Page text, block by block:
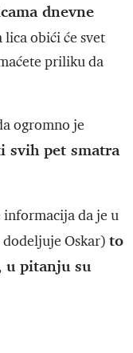
dnevne
obići će svet
priliku da
ogromno je
svih pet smatra
informacija da je u
Oskar) to
u pitanju su